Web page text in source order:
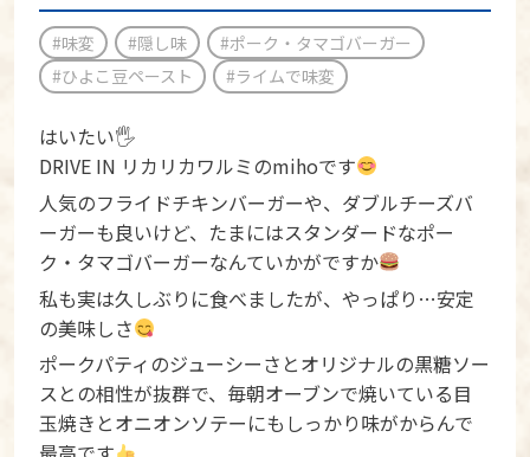
#味変 #隠し味
#ポーク・タマゴバーガー
#ひよこ豆ペースト
#ライムで味変
はいたい🖐️
DRIVE IN リカリカワルミのmihoです
人気のフライドチキンバーガーや、ダブルチーズバ
ーガーも良いけど、たまにはスタンダードなポー
ク・タマゴバーガーなんていかがですか
私も実は久しぶりに食べましたが、やっぱり…安定
の美味しさ
ポークパティのジューシーさとオリジナルの黒糖ソー
スとの相性が抜群で、毎朝オーブンで焼いている目
玉焼きとオニオンソテーにもしっかり味がからんで